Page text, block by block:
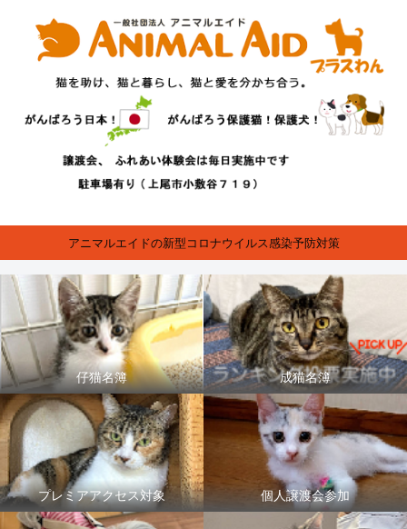
アニマルエイドの新型コロナウイルス感染予防対策
仔猫名簿 成猫名簿
プレミアアクセス対象 個人譲渡会参加